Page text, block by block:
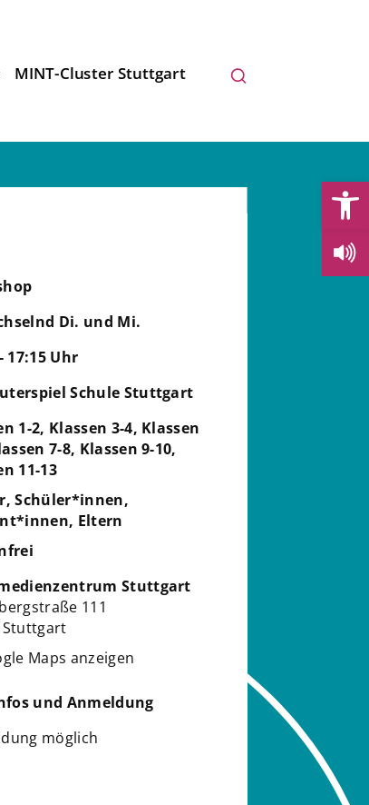
MINT-Cluster Stuttgart
Di. und Mi.
17:15 Uhr
Schule Stuttgart
1-2, Klassen 3-4, Klassen
7-8, Klassen 9-10,
11-13
Schüler*innen,
Eltern
Stuttgart
111
Stuttgart
Maps anzeigen
und Anmeldung
möglich